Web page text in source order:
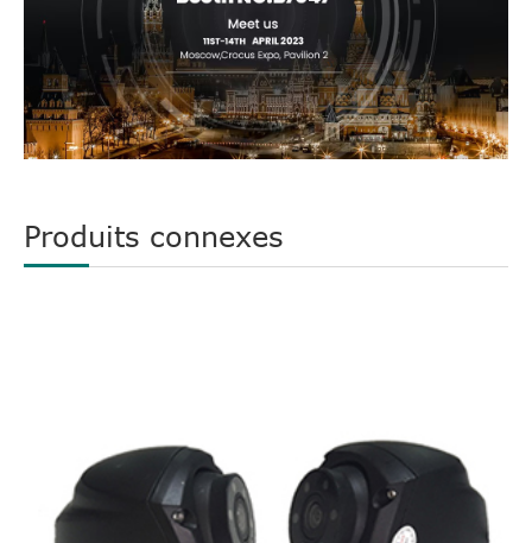
Produits connexes